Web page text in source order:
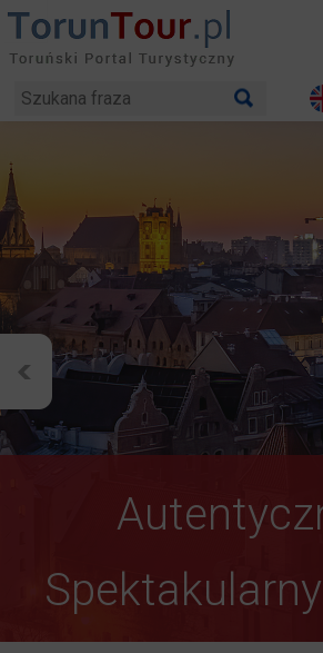
Zwiedzanie